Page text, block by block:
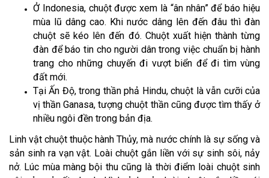
Ở Indonesia, chuột được xem là “ân nhân” để báo hiệu
mùa lũ dâng cao. Khi nước dâng lên đến đâu thì đàn
chuột sẽ kéo lên đến đó. Chuột xuất hiện thành từng
đàn để báo tin cho người dân trong việc chuẩn bị hành
trang cho những chuyến đi vượt biển để đi tìm vùng
đất mới.
Tại Ấn Độ, trong thần phả Hindu, chuột là vẫn cưỡi của
vị thần Ganasa, tượng chuột thần cũng được tìm thấy ở
nhiều ngôi đền trong bản địa.
Linh vật chuột thuộc hành Thủy, mà nước chính là sự sống và
sản sinh ra vạn vật. Loài chuột gắn liền với sự sinh sôi, nảy
nở. Lúc mùa màng bội thu cũng là thời điểm loài chuột sinh